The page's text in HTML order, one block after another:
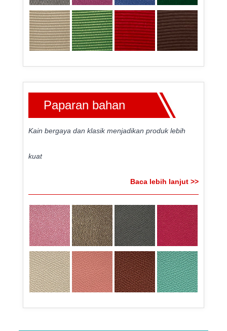
Paparan bahan
Kain bergaya dan klasik menjadikan produk lebih
kuat
Baca lebih lanjut >>